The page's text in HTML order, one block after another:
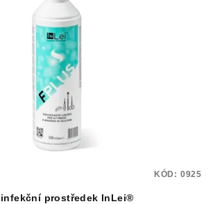
prostředek InLei®
KÓD: 0925